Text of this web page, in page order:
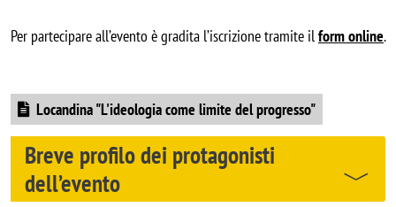
Per partecipare all’evento è gradita l’iscrizione tramite il form online.
DocumentLocandina "L'ideologia come limite del progresso"
Breve profilo dei protagonisti
dell’evento